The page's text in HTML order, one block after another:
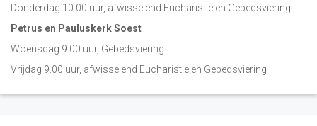
Donderdag 10.00 uur, afwisselend Eucharistie en Gebedsviering
Petrus en Pauluskerk Soest
Woensdag 9.00 uur, Gebedsviering
Vrijdag 9.00 uur, afwisselend Eucharistie en Gebedsviering